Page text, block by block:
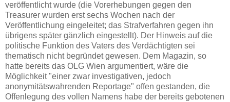
veröffentlicht wurde (die Vorerhebungen gegen den
Treasurer wurden erst sechs Wochen nach der
Veröffentlichung eingeleitet; das Strafverfahren gegen ihn
übrigens später gänzlich eingestellt). Der Hinweis auf die
politische Funktion des Vaters des Verdächtigten sei
thematisch nicht begründet gewesen. Dem Magazin, so
hatte bereits das OLG Wien argumentiert, wäre die
Möglichkeit "einer zwar investigativen, jedoch
anonymitätswahrenden Reportage" offen gestanden, die
Offenlegung des vollen Namens habe der bereits gebotenen